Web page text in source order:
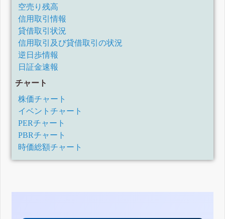
空売り残高
信用取引情報
貸借取引状況
信用取引及び貸借取引の状況
逆日歩情報
日証金速報
チャート
株価チャート
イベントチャート
PERチャート
PBRチャート
時価総額チャート